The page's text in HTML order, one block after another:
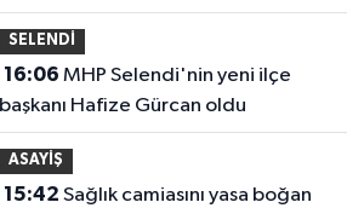
SELENDİ
16:06
başkanı Hafize Gürcan oldu
ASAYİŞ
15:42